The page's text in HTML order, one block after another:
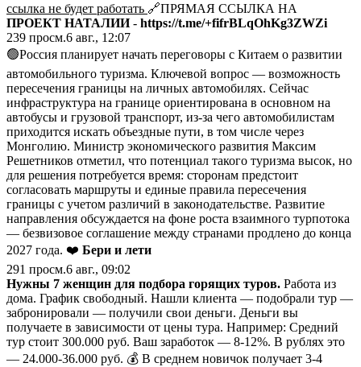
ссылка не будет работать 🔗ПРЯМАЯ ССЫЛКА НА
ПРОЕКТ НАТАЛИИ- https://t.me/+fifrBLqOhKg3ZWZi
239 просм.6 авг., 12:07
🟢Россия планирует начать переговоры с Китаем о развитии
автомобильного туризма. Ключевой вопрос — возможность
пересечения границы на личных автомобилях. Сейчас
инфраструктура на границе ориентирована в основном на
автобусы и грузовой транспорт, из-за чего автомобилистам
приходится искать объездные пути, в том числе через
Монголию. Министр экономического развития Максим
Решетников отметил, что потенциал такого туризма высок, но
для решения потребуется время: сторонам предстоит
согласовать маршруты и единые правила пересечения
границы с учетом различий в законодательстве. Развитие
направления обсуждается на фоне роста взаимного турпотока
— безвизовое соглашение между странами продлено до конца
2027 года. ❤️ Бери и лети
291 просм.6 авг., 09:02
Нужны 7 женщин для подбора горящих туров. Работа из
дома. График свободный. Нашли клиента — подобрали тур —
забронировали — получили свои деньги. Деньги вы
получаете в зависимости от цены тура. Например: Средний
тур стоит 300.000 руб. Ваш заработок — 8-12%. В рублях это
— 24.000-36.000 руб. 💰 В среднем новичок получает 3-4